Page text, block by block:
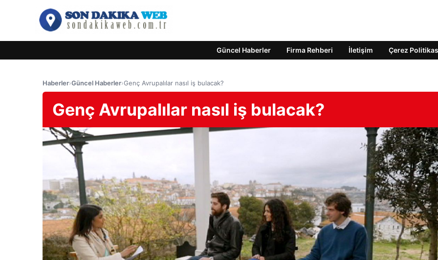
Güncel Haberler Firma Rehberi İletişim Çerez
Haberler›Güncel Haberler›Genç Avrupalılar nasıl iş bulacak?
Genç Avrupalılar nasıl iş bulacak?